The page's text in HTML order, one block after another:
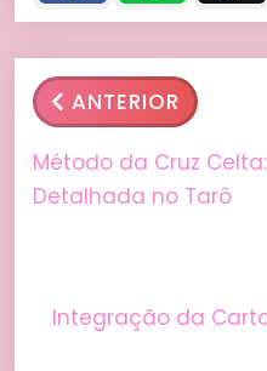
ANTERIOR
Método da Cruz
Detalhada no Tarô
Integração da